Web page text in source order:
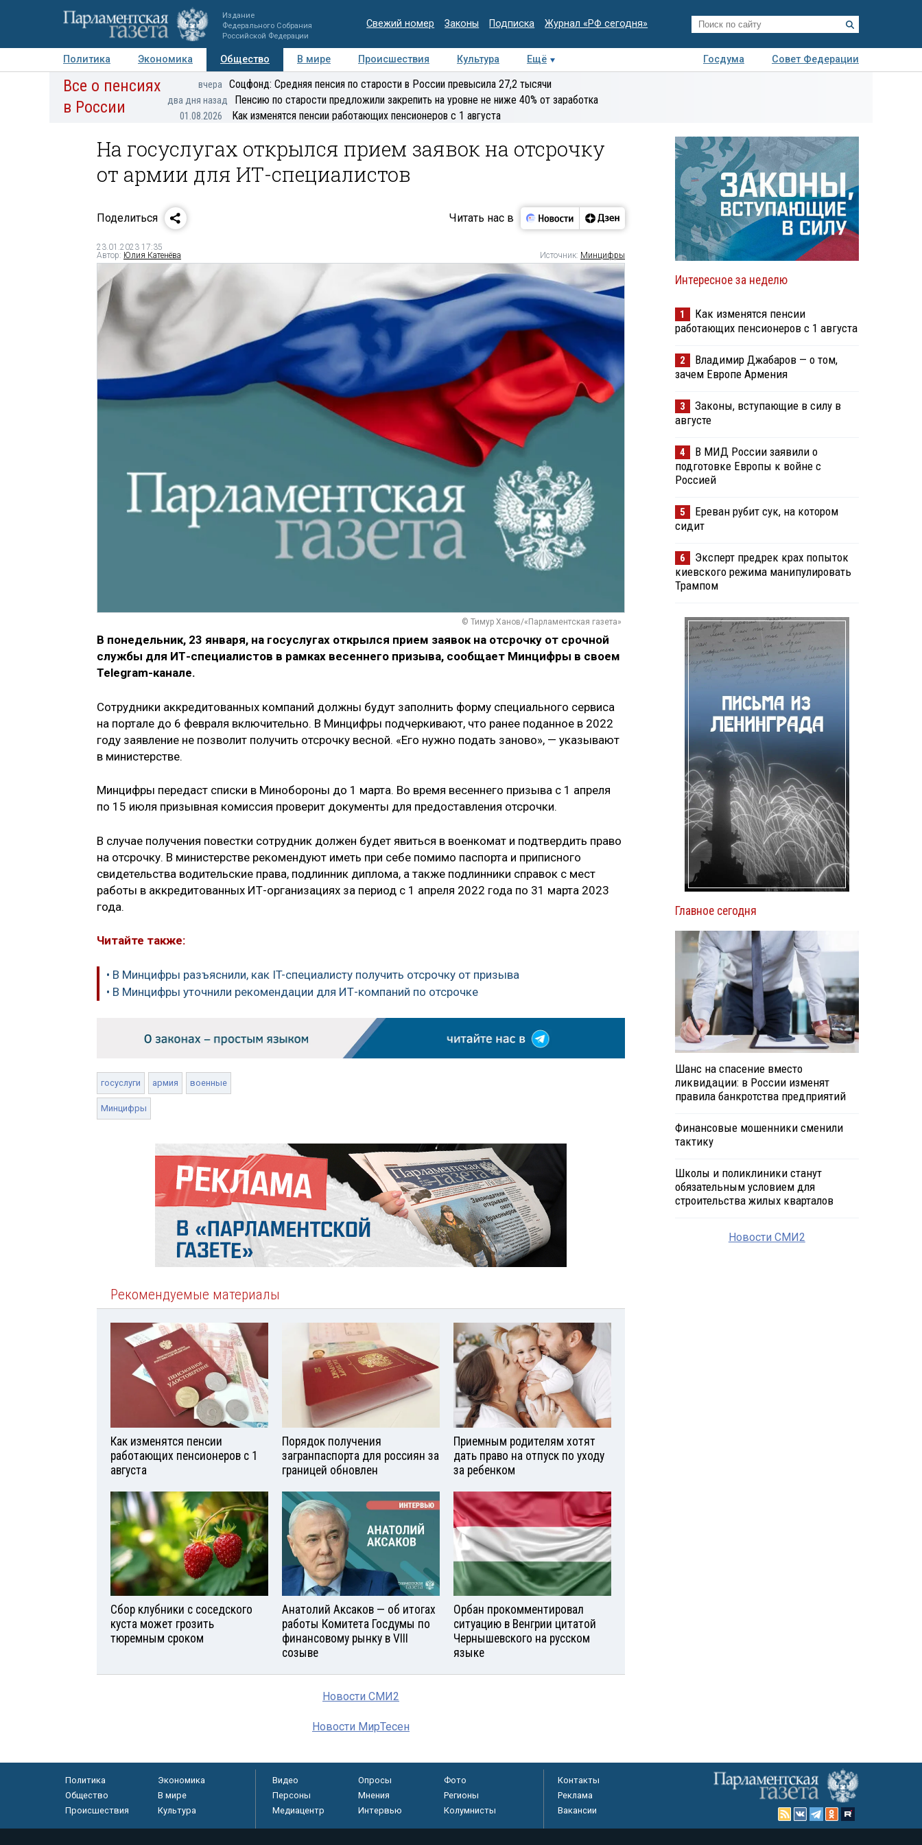
Издание
Федерального Собрания
Российской Федерации
Свежий номер Законы Подписка Журнал «РФ сегодня»
Политика Экономика Общество В мире Происшествия Культура Ещё Госдума
Совет Федерации
Авторы Персоны Мнения Регионы Медиацентр Интервью Колумнисты
экспертиза
Все о пенсиях
в России
вчера Соцфонд: Средняя пенсия по старости в России превысила 27,2 тысячи
два дня назад Пенсию по старости предложили закрепить на уровне не ниже 40% от заработка
01.08.2026 Как изменятся пенсии работающих пенсионеров с 1 августа
На госуслугах открылся прием заявок на отсрочку
от армии для ИТ-специалистов
Поделиться Читать нас в
23.01.2023 17:35
Автор: Юлия Катенёва Источник: Минцифры
© Тимур Ханов/«Парламентская газета»
В понедельник, 23 января, на госуслугах открылся прием заявок на отсрочку от срочной
службы для ИТ-специалистов в рамках весеннего призыва, сообщает Минцифры в своем
Telegram-канале.
Сотрудники аккредитованных компаний должны будут заполнить форму специального сервиса
на портале до 6 февраля включительно. В Минцифры подчеркивают, что ранее поданное в 2022
году заявление не позволит получить отсрочку весной. «Его нужно подать заново», — указывают
в министерстве.
Минцифры передаст списки в Минобороны до 1 марта. Во время весеннего призыва с 1 апреля
по 15 июля призывная комиссия проверит документы для предоставления отсрочки.
В случае получения повестки сотрудник должен будет явиться в военкомат и подтвердить право
на отсрочку. В министерстве рекомендуют иметь при себе помимо паспорта и приписного
свидетельства водительские права, подлинник диплома, а также подлинники справок с мест
работы в аккредитованных ИТ-организациях за период с 1 апреля 2022 года по 31 марта 2023
года.
Читайте также:
• В Минцифры разъяснили, как IT-специалисту получить отсрочку от призыва
• В Минцифры уточнили рекомендации для ИТ-компаний по отсрочке
госуслуги армия военные
Минцифры
Рекомендуемые материалы
Как изменятся пенсии
работающих пенсионеров с 1
августа
Порядок получения
загранпаспорта для россиян за
границей обновлен
Приемным родителям хотят
дать право на отпуск по уходу
за ребенком
Сбор клубники с соседского
куста может грозить
тюремным сроком
Анатолий Аксаков — об итогах
работы Комитета Госдумы по
финансовому рынку в VIII
созыве
Орбан прокомментировал
ситуацию в Венгрии цитатой
Чернышевского на русском
языке
Новости СМИ2
Новости МирТесен
Интересное за неделю
1
Как изменятся пенсии
работающих пенсионеров с 1 августа
2
Владимир Джабаров — о том,
зачем Европе Армения
3
Законы, вступающие в силу в
августе
4
В МИД России заявили о
подготовке Европы к войне с
Россией
5
Ереван рубит сук, на котором
сидит
6
Эксперт предрек крах попыток
киевского режима манипулировать
Трампом
Главное сегодня
Шанс на спасение вместо
ликвидации: в России изменят
правила банкротства предприятий
Финансовые мошенники сменили
тактику
Школы и поликлиники станут
обязательным условием для
строительства жилых кварталов
Новости СМИ2
Политика
Экономика
Общество
В мире
Происшествия
Культура
Видео Опросы
Фото
Персоны
Мнения
Регионы
Медиацентр
Интервью Колумнисты
Контакты
Реклама
Вакансии